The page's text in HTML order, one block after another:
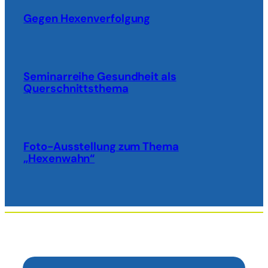
Gegen Hexenverfolgung
Seminarreihe Gesundheit als
Querschnittsthema
Foto-Ausstellung zum Thema
„Hexenwahn“